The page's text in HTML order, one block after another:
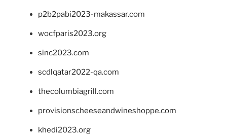
p2b2pabi2023-makassar.com
wocfparis2023.org
sinc2023.com
scdlqatar2022-qa.com
thecolumbiagrill.com
provisionscheeseandwineshoppe.com
khedi2023.org